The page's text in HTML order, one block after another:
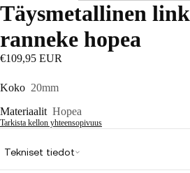
Täysmetallinen
ranneke hopea
€109,95 EUR
Koko 20mm
Materiaalit Hopea
Tarkista kellon yhteensopivuus
Tekniset tiedot